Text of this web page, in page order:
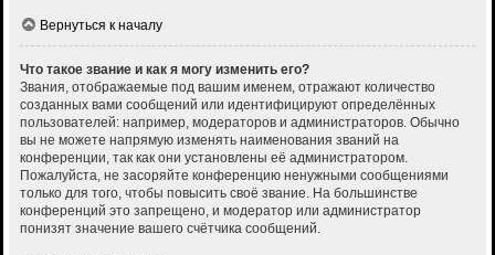
Вернуться к началу
Что такое звание и как я могу изменить его?
Звания, отображаемые под вашим именем, отражают количество
созданных вами сообщений или идентифицируют определённых
пользователей: например, модераторов и администраторов. Обычно
вы не можете напрямую изменять наименования званий на
конференции, так как они установлены её администратором.
Пожалуйста, не засоряйте конференцию ненужными сообщениями
только для того, чтобы повысить своё звание. На большинстве
конференций это запрещено, и модератор или администратор
понизят значение вашего счётчика сообщений.